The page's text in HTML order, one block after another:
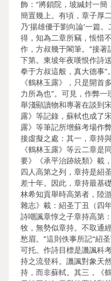
飾：“將鎖院，坡緘封一
簡置幾上。有頃，章子厚
乃‘揚雄優于劉向論’一篇
得，知為二章所竊，悵惜
作，方叔幾于閣筆。”接
下第。東坡年夜嘆恨作詩
拳于方叔這般，真大德事
《鶴林玉露》，只是開首
力所為也”。可見，作弊
舉淺顯讀物和專著在談到
露》等記錄，蘇軾也成了
露》等筆記所增蘇考場作
接虛擬之處：其一，章持
《鶴林玉露》等云二章是
要》《承平治跡統類》載
四人高第之列，章持是紹
差十年。因此，章持最基
林希知貢舉時高第者，陸
雜志》載：紹圣丁丑（四
詩嘲諷章惇之子章持高第
牧，無勢似章持。不取通
愁眉。”這則佚事所記“紹
可托。作詩目標是譏諷科
持之流登科。譏諷對象天
持，而非蘇軾。其三，《